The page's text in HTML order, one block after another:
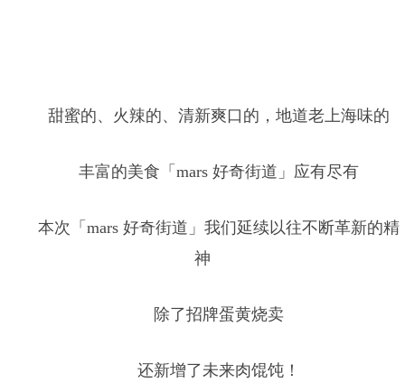
甜蜜的、火辣的、清新爽口的，地道老上海味的
丰富的美食「mars 好奇街道」应有尽有
本次「mars 好奇街道」我们延续以往不断革新的精
神
除了招牌蛋黄烧卖
还新增了未来肉馄饨！